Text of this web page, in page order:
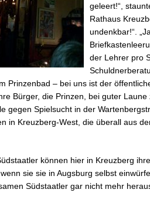
geleert!“,
Rathaus
undenkbar!“.
der Lehrer pro
Prinzenbad – bei uns ist der
Bürger, die Prinzen, bei guter
gegen Spielsucht in der
in Kreuzberg-West, die überall aus
können hier in Kreuzberg
sie sie in Augsburg selbst
Südstaatler gar nicht mehr